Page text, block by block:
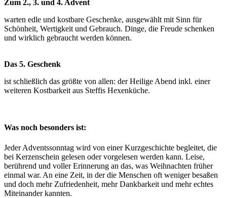
Zum 2., 3. und 4. Advent
warten edle und kostbare Geschenke, ausgewählt mit Sinn für
Schönheit, Wertigkeit und Gebrauch. Dinge, die Freude schenken
und wirklich gebraucht werden können.
Das 5. Geschenk
ist schließlich das größte von allen: der Heilige Abend inkl. einer
weiteren Kostbarkeit aus Steffis Hexenküche.
Was noch besonders ist:
Jeder Adventssonntag wird von einer Kurzgeschichte begleitet, die
bei Kerzenschein gelesen oder vorgelesen werden kann. Leise,
berührend und voller Erinnerung an das, was Weihnachten früher
einmal war. An eine Zeit, in der die Menschen oft weniger besaßen
und doch mehr Zufriedenheit, mehr Dankbarkeit und mehr echtes
Miteinander kannten.